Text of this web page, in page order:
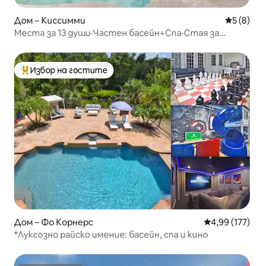
Дом – Киссимми Средна
5 (8)
Места за 13 души·Частен басейн+Спа·Стая за
Най-популярен избор на гостите
Избор на гостите
Дом – Фо Корнерс Средна
4,99 (177)
*Луксозно райско имение: басейн, спа и кино